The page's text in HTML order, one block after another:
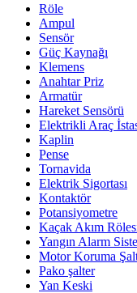
Röle
Ampul
Sensör
Güç Kaynağı
Klemens
Anahtar Priz
Armatür
Hareket Sensörü
Elektrikli Araç
Kaplin
Pense
Tornavida
Elektrik Sigortası
Kontaktör
Potansiyometre
Kaçak Akım
Yangın Alarm
Motor Koruma
Pako şalter
Yan Keski